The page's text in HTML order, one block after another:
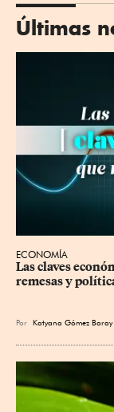
Últimas
ECONOMÍA
Las claves
remesas y
Por Katyana Gómez Baray